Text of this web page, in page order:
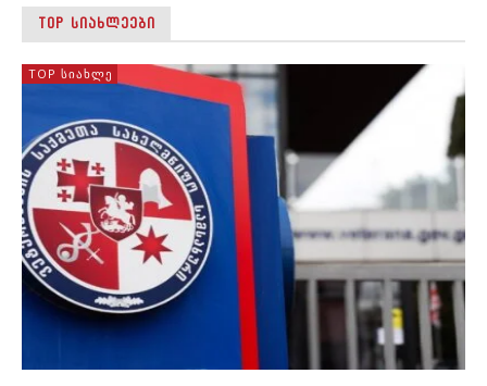
TOP ᲡᲘᲐᲮᲚᲔᲔᲑᲘ
TOP ᲡᲘᲐᲮᲚᲔ